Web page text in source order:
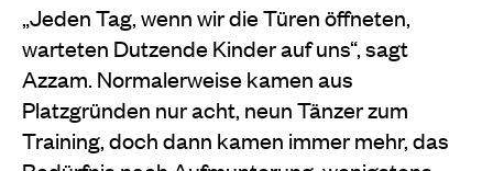
„Jeden Tag, wenn wir die Türen öffneten,
warteten Dutzende Kinder auf uns“, sagt
Azzam. Normalerweise kamen aus
Platzgründen nur acht, neun Tänzer zum
Training, doch dann kamen immer mehr, das